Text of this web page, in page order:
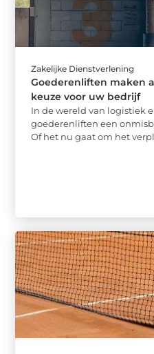
Zakelijke Dienstverlening
Goederenliften maken
keuze voor uw bedrijf
In de wereld van logistiek
goederenliften een
Of het nu gaat om het